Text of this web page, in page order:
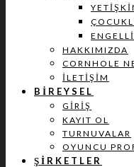
HAKKIMIZDA
CORNHOLE
İLETIŞIM
BIREYSEL
GIRIŞ
KAYIT OL
TURNUVALAR
OYUNCU
ŞIRKETLER